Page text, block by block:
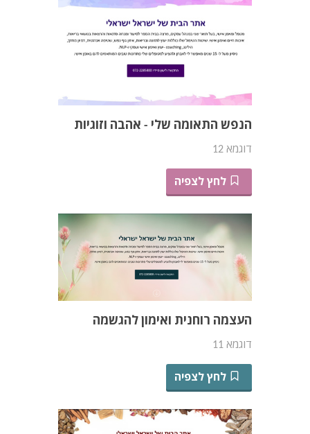
הנפש התאומה שלי - אהבה וזוגיות
דוגמא 12
לחץ לצפיה
העצמה רוחנית ואימון להגשמה
דוגמא 11
לחץ לצפיה